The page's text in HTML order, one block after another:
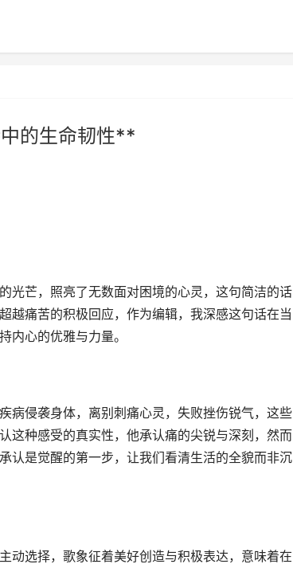
的生命韧性**
光芒，照亮了无数面对困境的心灵，这句简洁的话
越痛苦的积极回应，作为编辑，我深感这句话在当
内心的优雅与力量。
病侵袭身体，离别刺痛心灵，失败挫伤锐气，这些
这种感受的真实性，他承认痛的尖锐与深刻，然而
认是觉醒的第一步，让我们看清生活的全貌而非沉
动选择，歌象征着美好创造与积极表达，意味着在